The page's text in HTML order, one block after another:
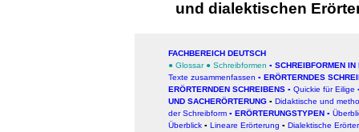
und dialektischen
FACHBEREICH DEUTSCH
● Glossar ● Schreibformen ▪ SCHREIBFORMEN IN
Texte zusammenfassen ▪ ERÖRTERNDES
ERÖRTERNDEN SCHREIBENS ▪ Quickie für Eilige
UND SACHERÖRTERUNG ▪ Didaktische und
der Schreibform ▪ ERÖRTERUNGSTYPEN ▪
Überblick ▪ Lineare Erörterung ▪ Dialektische